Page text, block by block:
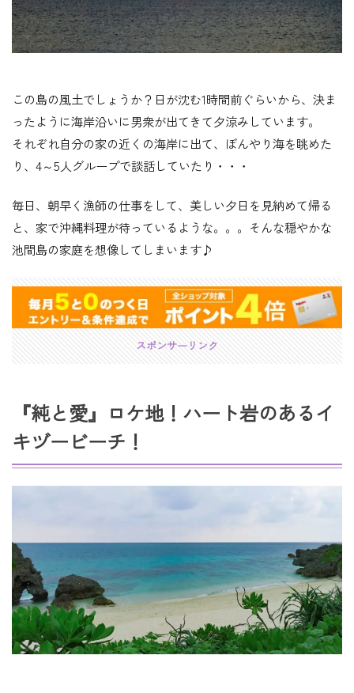
この島の風土でしょうか？日が沈む1時間前ぐらいから、決ま
ったように海岸沿いに男衆が出てきて夕涼みしています。
それぞれ自分の家の近くの海岸に出て、ぼんやり海を眺めた
り、4～5人グループで談話していたり・・・
毎日、朝早く漁師の仕事をして、美しい夕日を見納めて帰る
と、家で沖縄料理が待っているような。。。そんな穏やかな
池間島の家庭を想像してしまいます♪
スポンサーリンク
『純と愛』ロケ地！ハート岩のあるイ
キヅービーチ！